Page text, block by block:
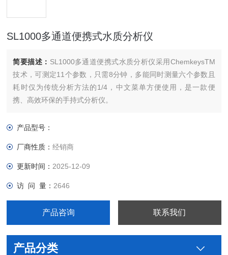
SL1000多通道便携式水质分析仪
简要描述： SL1000多通道便携式水质分析仪采用ChemkeysTM
技术，可测定11个参数，只需8分钟，多能同时测量六个参数且
耗时仅为传统分析方法的1/4，中文菜单方便使用，是一款便
携、高效环保的手持式分析仪。
产品型号：
厂商性质：经销商
更新时间： 2025-12-09
访 问 量： 2646
产品咨询 联系我们
产品分类